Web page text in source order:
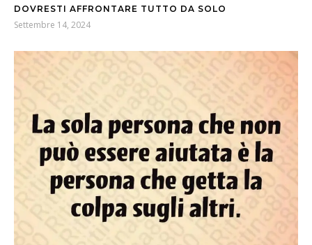
DOVRESTI AFFRONTARE TUTTO DA SOLO
Settembre 14, 2024